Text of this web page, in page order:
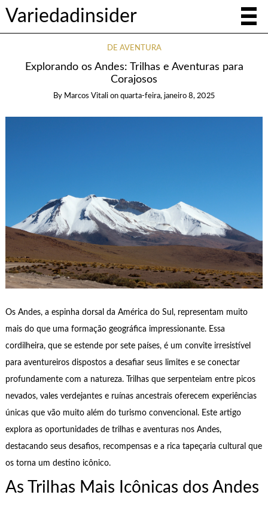
Variedadinsider
DE AVENTURA
Explorando os Andes: Trilhas e Aventuras para
Corajosos
By Marcos Vitali on quarta-feira, janeiro 8, 2025
Os Andes, a espinha dorsal da América do Sul, representam muito
mais do que uma formação geográfica impressionante. Essa
cordilheira, que se estende por sete países, é um convite irresistível
para aventureiros dispostos a desafiar seus limites e se conectar
profundamente com a natureza. Trilhas que serpenteiam entre picos
nevados, vales verdejantes e ruínas ancestrais oferecem experiências
únicas que vão muito além do turismo convencional. Este artigo
explora as oportunidades de trilhas e aventuras nos Andes,
destacando seus desafios, recompensas e a rica tapeçaria cultural que
os torna um destino icônico.
As Trilhas Mais Icônicas dos Andes